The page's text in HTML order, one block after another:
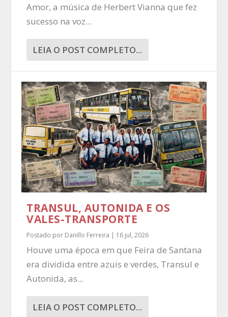
Amor, a música de Herbert Vianna que fez
sucesso na voz...
LEIA O POST COMPLETO...
TRANSUL, AUTONIDA E OS
VALES-TRANSPORTE
Postado por Danillo Ferreira | 16 jul, 2026
Houve uma época em que Feira de Santana
era dividida entre azuis e verdes, Transul e
Autonida, as...
LEIA O POST COMPLETO...